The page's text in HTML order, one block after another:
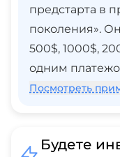
предстарта в
поколения».
500$, 1000$,
одним
Посмотреть
Будете